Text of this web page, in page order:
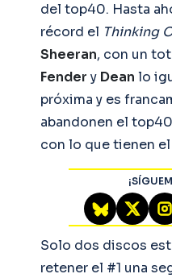
del top40. Hasta
récord el Thinking
Sheeran, con un
Fender y Dean lo
próxima y es
abandonen el
con lo que tienen
Solo dos discos
retener el #1 una